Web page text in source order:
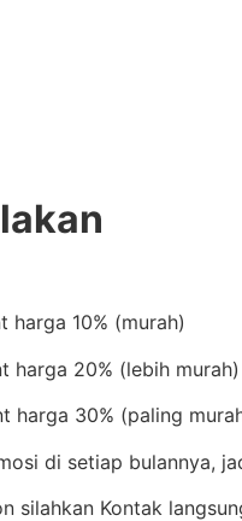
10% (murah)
20% (lebih murah)
harga 30% (paling
di setiap bulannya,
silahkan Kontak